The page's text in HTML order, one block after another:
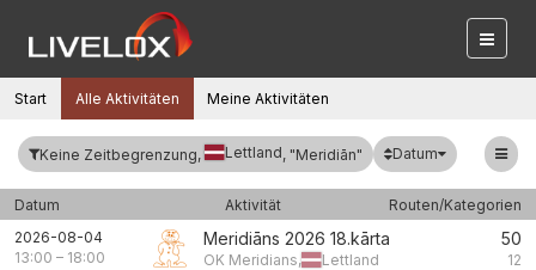
Start Alle Aktivitäten Meine Aktivitäten
Keine Zeitbegrenzung, Lettland, "Meridiān" Datum
Datum Aktivität
Routen/Kategorien
2026-08-04
13:00 – 18:00
Meridiāns 2026 18.kārta
OK Meridians, Lettland
50
12